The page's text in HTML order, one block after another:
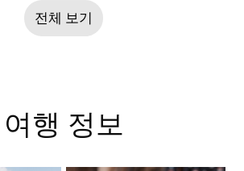
전체 보기
여행 정보